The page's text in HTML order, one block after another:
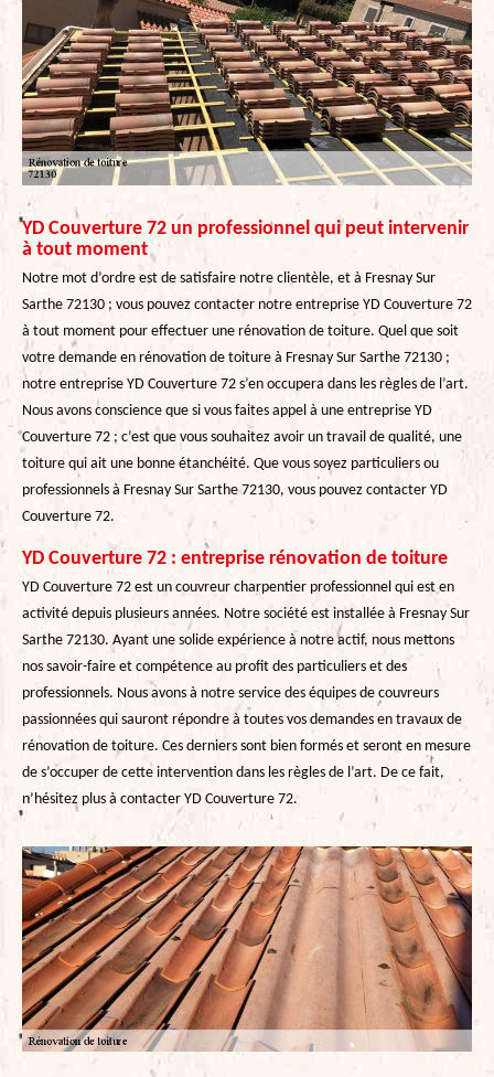
YD Couverture 72 un professionnel qui peut intervenir
à tout moment
Notre mot d’ordre est de satisfaire notre clientèle, et à Fresnay Sur
Sarthe 72130 ; vous pouvez contacter notre entreprise YD Couverture 72
à tout moment pour effectuer une rénovation de toiture. Quel que soit
votre demande en rénovation de toiture à Fresnay Sur Sarthe 72130 ;
notre entreprise YD Couverture 72 s’en occupera dans les règles de l’art.
Nous avons conscience que si vous faites appel à une entreprise YD
Couverture 72 ; c’est que vous souhaitez avoir un travail de qualité, une
toiture qui ait une bonne étanchéité. Que vous soyez particuliers ou
professionnels à Fresnay Sur Sarthe 72130, vous pouvez contacter YD
Couverture 72.
YD Couverture 72 : entreprise rénovation de toiture
YD Couverture 72 est un couvreur charpentier professionnel qui est en
activité depuis plusieurs années. Notre société est installée à Fresnay Sur
Sarthe 72130. Ayant une solide expérience à notre actif, nous mettons
nos savoir-faire et compétence au profit des particuliers et des
professionnels. Nous avons à notre service des équipes de couvreurs
passionnées qui sauront répondre à toutes vos demandes en travaux de
rénovation de toiture. Ces derniers sont bien formés et seront en mesure
de s’occuper de cette intervention dans les règles de l’art. De ce fait,
n’hésitez plus à contacter YD Couverture 72.